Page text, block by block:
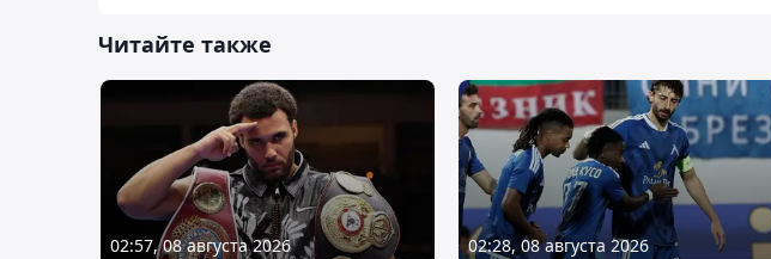
Читайте также
02:57, 08 августа 2026 02:28, 08 августа 2026